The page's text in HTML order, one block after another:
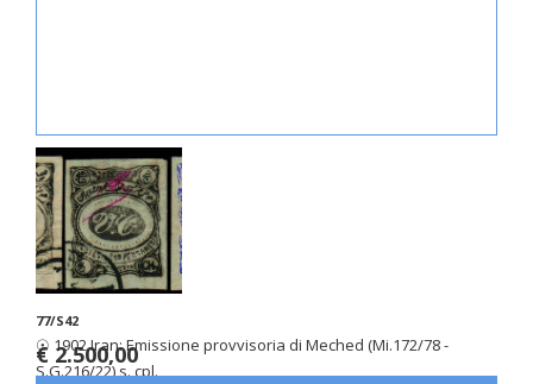
77/S42
☉ 1902 Iran: Emissione provvisoria di Meched (Mi.172/78 -
S.G.216/22) s. cpl.
€ 2.500,00